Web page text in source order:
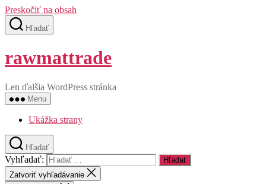
Preskočiť na obsah
Hľadať
rawmattrade
Len ďalšia WordPress stránka
Menu
Ukážka strany
Hľadať
Vyhľadať:
Zatvoriť vyhľadávanie